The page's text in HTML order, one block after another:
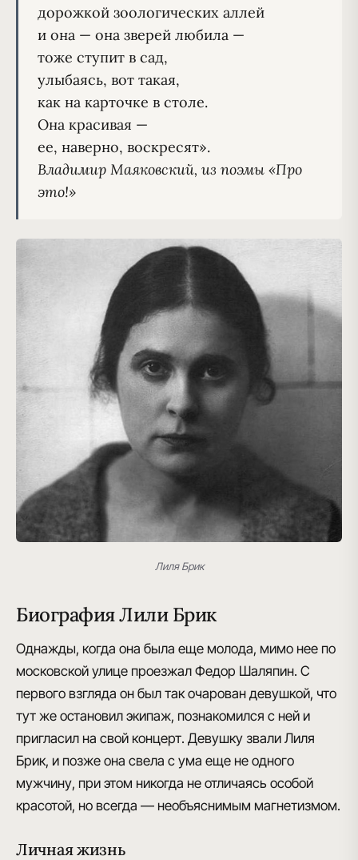
дорожкой зоологических аллей
и она — она зверей любила —
тоже ступит в сад,
улыбаясь, вот такая,
как на карточке в столе.
Она красивая —
Владимир Маяковский, из поэмы «Про
это!»
Лиля Брик
Биография Лили Брик
Однажды, когда она была еще молода, мимо нее по
московской улице проезжал Федор Шаляпин. С
первого взгляда он был так очарован девушкой, что
тут же остановил экипаж, познакомился с ней и
пригласил на свой концерт. Девушку звали Лиля
Брик, и позже она свела с ума еще не одного
мужчину, при этом никогда не отличаясь особой
красотой, но всегда — необъяснимым магнетизмом.
Личная жизнь